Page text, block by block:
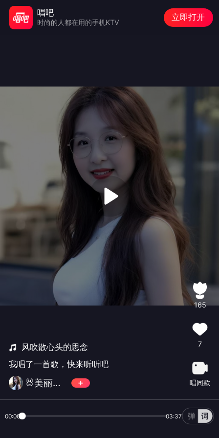
风吹散心头的思念
我唱了一首歌，快来听听吧
🐰美丽芹芹🐰
165
7
唱同款
00:00 03:37
唱吧
时尚的人都在用的手机KTV
立即打开